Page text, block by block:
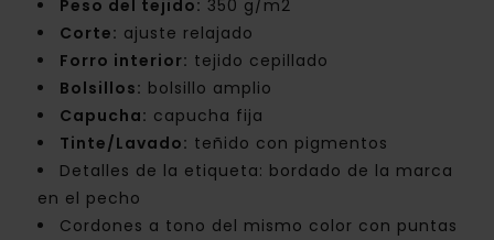
Peso del tejido: 350 g/m2
Corte: ajuste relajado
Forro interior: tejido cepillado
Bolsillos: bolsillo amplio
Capucha: capucha fija
Tinte/Lavado: teñido con pigmentos
Detalles de la etiqueta: bordado de la marca
en el pecho
Cordones a tono del mismo color con puntas